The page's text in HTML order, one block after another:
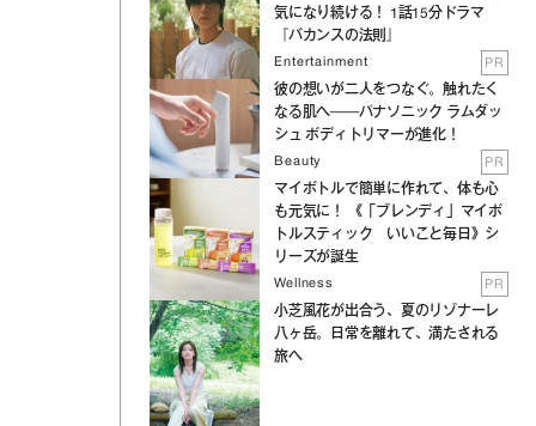
気になり続ける！ 1話15分ドラマ
『バカンスの法則』
Entertainment PR
彼の想いが二人をつなぐ。触れたく
なる肌へ──パナソニック ラムダッ
シュ ボディトリマーが進化！
Beauty PR
マイボトルで簡単に作れて、体も心
も元気に！ 《「ブレンディ」マイボ
トルスティック いいこと毎日》シ
リーズが誕生
Wellness PR
小芝風花が出合う、夏のリゾナーレ
八ヶ岳。日常を離れて、満たされる
旅へ